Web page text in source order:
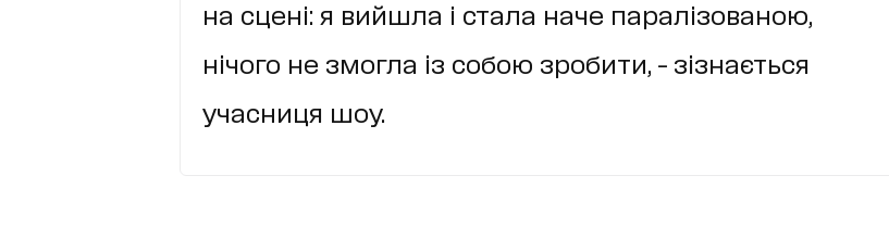
на сцені: я вийшла і стала наче паралізованою,
нічого не змогла із собою зробити, - зізнається
учасниця шоу.